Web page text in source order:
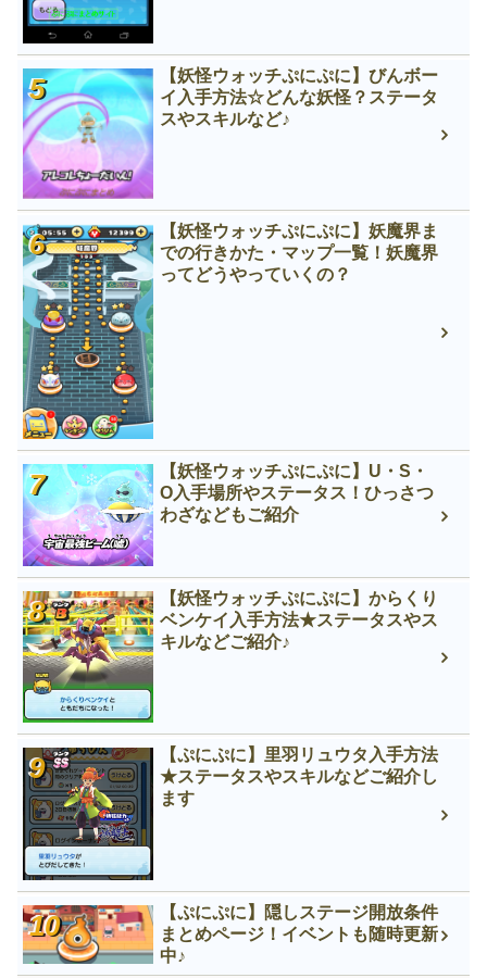
【妖怪ウォッチぷにぷに】びんボー
イ入手方法☆どんな妖怪？ステータ
スやスキルなど♪
【妖怪ウォッチぷにぷに】妖魔界ま
での行きかた・マップ一覧！妖魔界
ってどうやっていくの？
【妖怪ウォッチぷにぷに】U・S・
O入手場所やステータス！ひっさつ
わざなどもご紹介
【妖怪ウォッチぷにぷに】からくり
ベンケイ入手方法★ステータスやス
キルなどご紹介♪
【ぷにぷに】里羽リュウタ入手方法
★ステータスやスキルなどご紹介し
ます
【ぷにぷに】隠しステージ開放条件
まとめページ！イベントも随時更新
中♪